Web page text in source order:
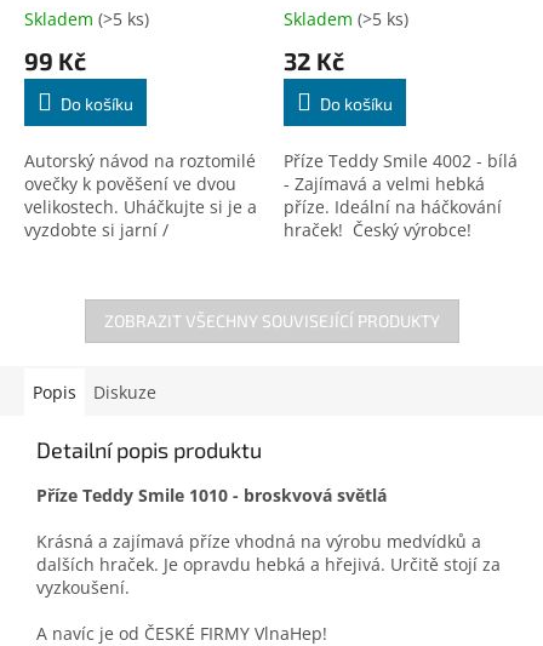
Skladem (>5 ks)
99 Kč
Do košíku
Autorský návod na roztomilé
ovečky k pověšení ve dvou
velikostech. Uháčkujte si je a
vyzdobte si jarní /
MATERIÁL, můžete si k...
Skladem (>5 ks)
32 Kč
Do košíku
Příze Teddy Smile 4002 - bílá
- Zajímavá a velmi hebká
příze. Ideální na háčkování
hraček! Český výrobce!
ZOBRAZIT VŠECHNY SOUVISEJÍCÍ PRODUKTY
Popis Diskuze
Detailní popis produktu
Příze Teddy Smile 1010 - broskvová světlá
Krásná a zajímavá příze vhodná na výrobu medvídků a
dalších hraček. Je opravdu hebká a hřejivá. Určitě stojí za
vyzkoušení.
A navíc je od ČESKÉ FIRMY VlnaHep!